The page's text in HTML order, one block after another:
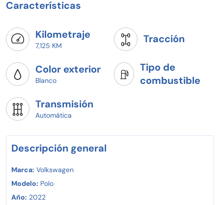
Características
Kilometraje
7,125 KM
Tracción
Color exterior
Blanco
Tipo de
combustible
Transmisión
Automática
Descripción general
Marca: Volkswagen
Modelo: Polo
Año: 2022